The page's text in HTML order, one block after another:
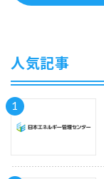
人気記事
1